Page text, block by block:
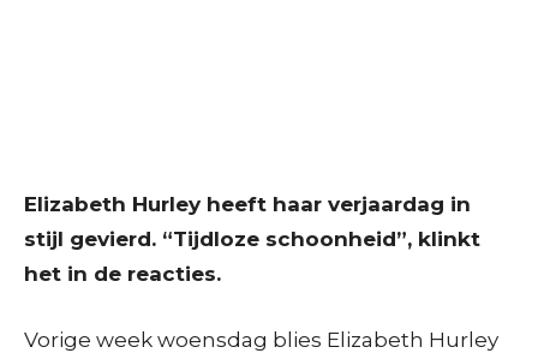
Elizabeth Hurley heeft haar verjaardag in
stijl gevierd. “Tijdloze schoonheid”, klinkt
het in de reacties.
Vorige week woensdag blies Elizabeth Hurley